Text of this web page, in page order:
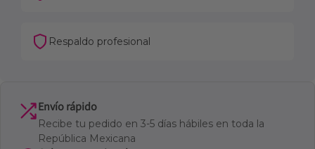
Respaldo profesional
Envío rápido
Recibe tu pedido en 3-5 días hábiles en toda la
República Mexicana